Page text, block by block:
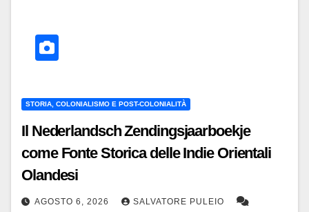
STORIA, COLONIALISMO E POST-COLONIALITÀ
Il Nederlandsch Zendingsjaarboekje
come Fonte Storica delle Indie Orientali
Olandesi
AGOSTO 6, 2026 SALVATORE PULEIO